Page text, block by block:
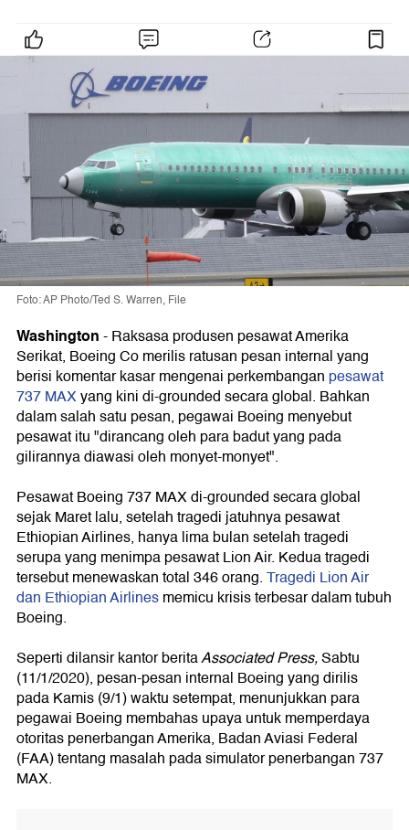
Foto: AP Photo/Ted S. Warren, File
Washington- Raksasa produsen pesawat Amerika
Serikat, Boeing Co merilis ratusan pesan internal yang
berisi komentar kasar mengenai perkembangan pesawat
737 MAXyang kini di-grounded secara global. Bahkan
dalam salah satu pesan, pegawai Boeing menyebut
pesawat itu "dirancang oleh para badut yang pada
gilirannya diawasi oleh monyet-monyet".
Pesawat Boeing 737 MAX di-grounded secara global
sejak Maret lalu, setelah tragedi jatuhnya pesawat
Ethiopian Airlines, hanya lima bulan setelah tragedi
serupa yang menimpa pesawat Lion Air. Kedua tragedi
tersebut menewaskan total 346 orang.Tragedi Lion Air
dan Ethiopian Airlinesmemicu krisis terbesar dalam tubuh
Boeing.
Seperti dilansir kantor beritaAssociated Press,Sabtu
(11/1/2020), pesan-pesan internal Boeing yang dirilis
pada Kamis (9/1) waktu setempat, menunjukkan para
pegawai Boeing membahas upaya untuk memperdaya
otoritas penerbangan Amerika, Badan Aviasi Federal
(FAA) tentang masalah pada simulator penerbangan 737
MAX.